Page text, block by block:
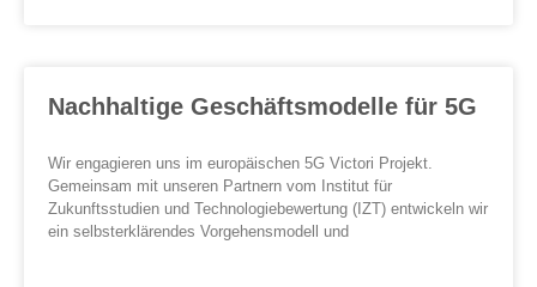
Nachhaltige Geschäftsmodelle für 5G
Wir engagieren uns im europäischen 5G Victori Projekt.
Gemeinsam mit unseren Partnern vom Institut für
Zukunftsstudien und Technologiebewertung (IZT) entwickeln wir
ein selbsterklärendes Vorgehensmodell und